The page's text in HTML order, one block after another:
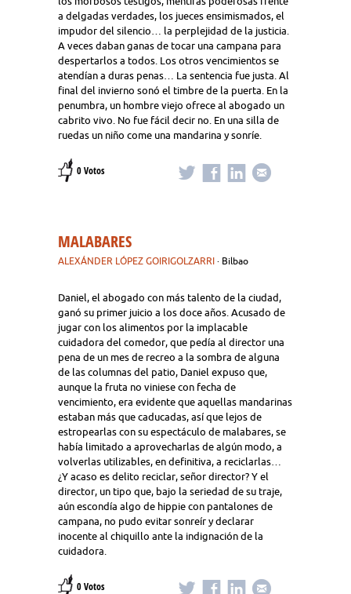
a delgadas verdades, los jueces ensimismados, el
impudor del silencio… la perplejidad de la justicia.
A veces daban ganas de tocar una campana para
despertarlos a todos. Los otros vencimientos se
atendían a duras penas… La sentencia fue justa. Al
final del invierno sonó el timbre de la puerta. En la
penumbra, un hombre viejo ofrece al abogado un
cabrito vivo. No fue fácil decir no. En una silla de
ruedas un niño come una mandarina y sonríe.
0 Votos
MALABARES
ALEXÁNDER LÓPEZ GOIRIGOLZARRI · Bilbao
Daniel, el abogado con más talento de la ciudad,
ganó su primer juicio a los doce años. Acusado de
jugar con los alimentos por la implacable
cuidadora del comedor, que pedía al director una
pena de un mes de recreo a la sombra de alguna
de las columnas del patio, Daniel expuso que,
aunque la fruta no viniese con fecha de
vencimiento, era evidente que aquellas mandarinas
estaban más que caducadas, así que lejos de
estropearlas con su espectáculo de malabares, se
había limitado a aprovecharlas de algún modo, a
volverlas utilizables, en definitiva, a reciclarlas…
¿Y acaso es delito reciclar, señor director? Y el
director, un tipo que, bajo la seriedad de su traje,
aún escondía algo de hippie con pantalones de
campana, no pudo evitar sonreír y declarar
inocente al chiquillo ante la indignación de la
cuidadora.
0 Votos